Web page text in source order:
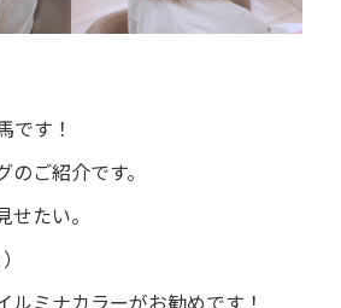
です！
ご紹介です。
たい。
）
ルミナカラーがお勧めです！